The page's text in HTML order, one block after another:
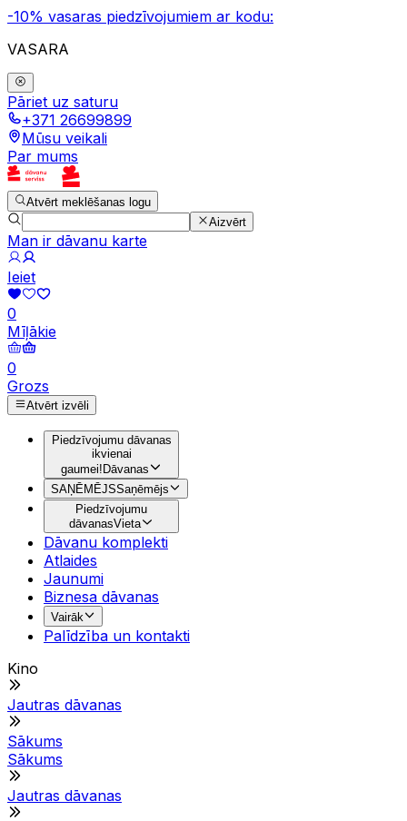
-10% vasaras piedzīvojumiem ar kodu:
VASARA
Pāriet uz saturu
+371 26699899
Mūsu veikali
Par mums
Atvērt meklēšanas logu
Aizvērt
Man ir dāvanu karte
Ieiet
0
Mīļākie
0
Grozs
Atvērt izvēli
Piedzīvojumu dāvanas
ikvienai
gaumei!Dāvanas
SAŅĒMĒJSSaņēmējs
Piedzīvojumu
dāvanasVieta
Dāvanu komplekti
Atlaides
Jaunumi
Biznesa dāvanas
Vairāk
Palīdzība un kontakti
Kino
Jautras dāvanas
Sākums
Sākums
Jautras dāvanas